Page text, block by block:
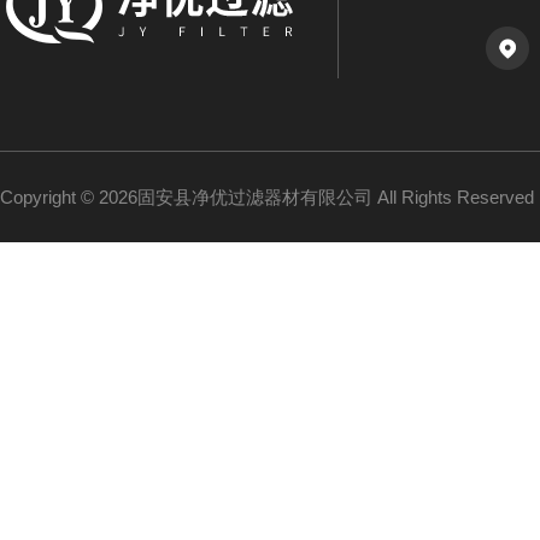
Copyright © 2026固安县净优过滤器材有限公司 All Rights